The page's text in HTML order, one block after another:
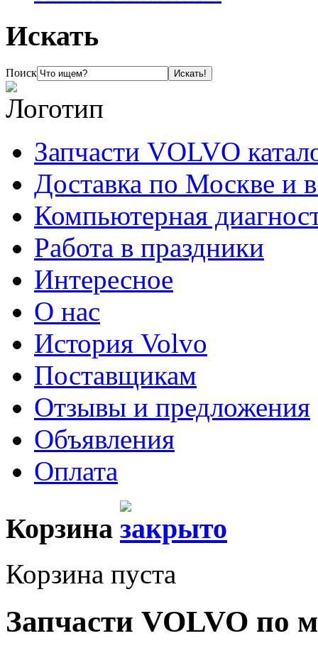
Искать
Поиск
Запчасти VOLVO
Доставка по Москве и
Компьютерная
Работа в праздники
Интересное
О нас
История Volvo
Поставщикам
Отзывы и предложения
Объявления
Оплата
Корзина
Корзина пуста
Запчасти VOLVO по